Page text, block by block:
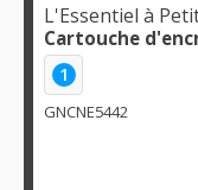
L'Essentiel à
Cartouche
1
GNCNE5442